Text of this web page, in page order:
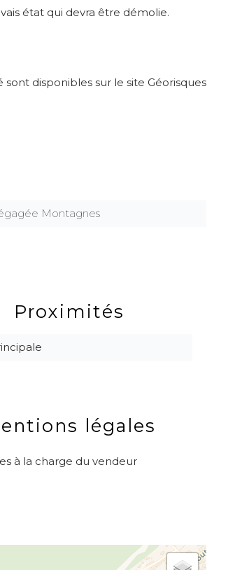
état qui devra être démolie.
disponibles sur le site Géorisques
Montagnes
Proximités
légales
à la charge du vendeur